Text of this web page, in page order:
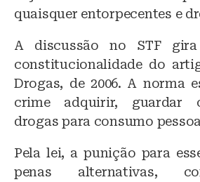
quaisquer entorpecentes e
A discussão no STF
constitucionalidade do
Drogas, de 2006. A norma
crime adquirir, guardar
drogas para consumo
Pela lei, a punição para
penas alternativas,